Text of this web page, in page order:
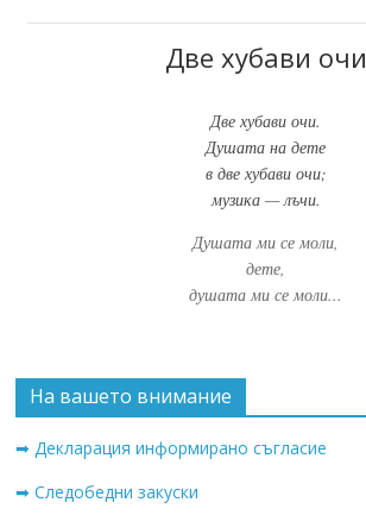
Две хубави очи
Две хубави очи.
Душата на дете
в две хубави очи;
музика — лъчи.
Душата ми се моли,
дете,
душата ми се моли...
На вашето внимание
➡ Декларация информирано съгласие
➡ Следобедни закуски